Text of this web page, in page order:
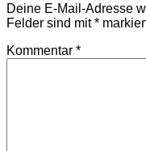
Deine E-Mail-Adresse
Felder sind mit*
Kommentar *